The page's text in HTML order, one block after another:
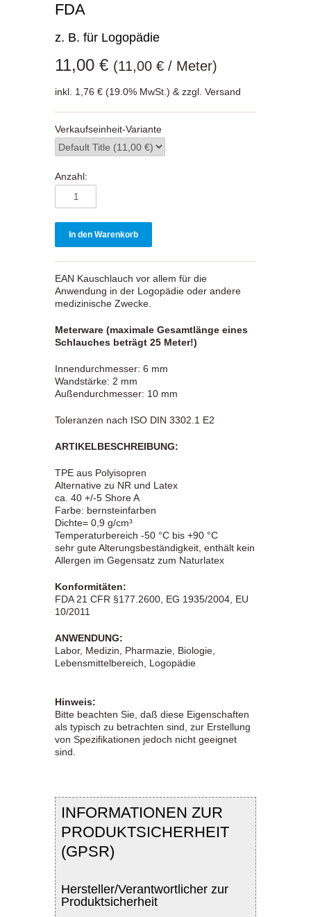
FDA
z. B. für Logopädie
11,00 € (11,00 € / Meter)
inkl. 1,76 € (19.0% MwSt.) & zzgl. Versand
Verkaufseinheit-Variante
Anzahl:
EAN Kauschlauch vor allem für die
Anwendung in der Logopädie oder andere
medizinische Zwecke.
Meterware (maximale Gesamtlänge eines
Schlauches beträgt 25 Meter!)
Innendurchmesser: 6 mm
Wandstärke: 2 mm
Außendurchmesser: 10 mm
Toleranzen nach ISO DIN 3302.1 E2
ARTIKELBESCHREIBUNG:
TPE aus Polyisopren
Alternative zu NR und Latex
ca. 40 +/-5 Shore A
Farbe: bernsteinfarben
Dichte= 0,9 g/cm³
Temperaturbereich -50 °C bis +90 °C
sehr gute Alterungsbeständigkeit, enthält kein
Allergen im Gegensatz zum Naturlatex
Konformitäten:
FDA 21 CFR §177.2600, EG 1935/2004, EU
10/2011
ANWENDUNG:
Labor, Medizin, Pharmazie, Biologie,
Lebensmittelbereich, Logopädie
Hinweis:
Bitte beachten Sie, daß diese Eigenschaften
als typisch zu betrachten sind, zur Erstellung
von Spezifikationen jedoch nicht geeignet
sind.
INFORMATIONEN ZUR
PRODUKTSICHERHEIT
(GPSR)
Hersteller/Verantwortlicher zur
Produktsicherheit